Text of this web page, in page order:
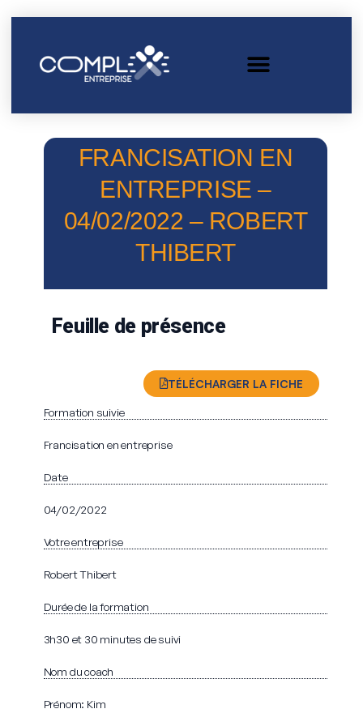
FRANCISATION EN
ENTREPRISE –
04/02/2022 – ROBERT
THIBERT
Feuille de présence
TÉLÉCHARGER LA FICHE
Formation suivie
Francisation en entreprise
Date
04/02/2022
Votre entreprise
Robert Thibert
Durée de la formation
3h30 et 30 minutes de suivi
Nom du coach
Prénom: Kim